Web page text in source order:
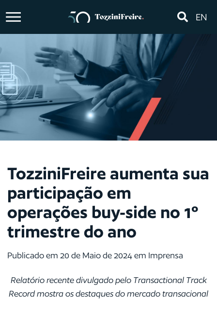
EN
TozziniFreire aumenta sua
participação em
operações buy-side no 1º
trimestre do ano
Publicado em 20 de Maio de 2024 em Imprensa
Relatório recente divulgado pelo Transactional Track
Record mostra os destaques do mercado transacional